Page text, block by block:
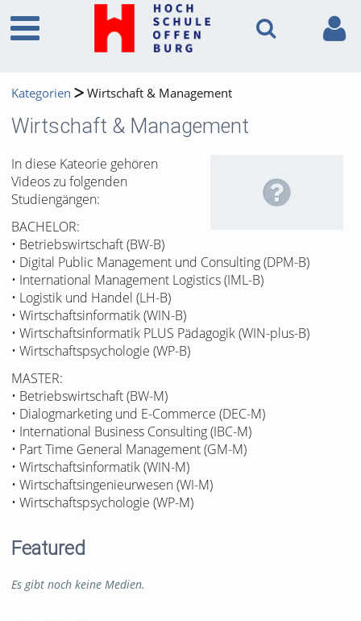
Kategorien Wirtschaft & Management
Wirtschaft & Management
In diese Kateorie gehören
Videos zu folgenden
Studiengängen:
BACHELOR:
• Betriebswirtschaft (BW-B)
• Digital Public Management und Consulting (DPM-B)
• International Management Logistics (IML-B)
• Logistik und Handel (LH-B)
• Wirtschaftsinformatik (WIN-B)
• Wirtschaftsinformatik PLUS Pädagogik (WIN-plus-B)
• Wirtschaftspsychologie (WP-B)
MASTER:
• Betriebswirtschaft (BW-M)
• Dialogmarketing und E-Commerce (DEC-M)
• International Business Consulting (IBC-M)
• Part Time General Management (GM-M)
• Wirtschaftsinformatik (WIN-M)
• Wirtschaftsingenieurwesen (WI-M)
• Wirtschaftspsychologie (WP-M)
Featured
Es gibt noch keine Medien.